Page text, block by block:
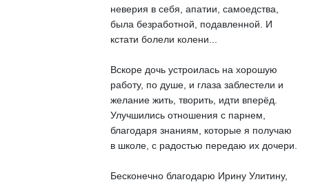
неверия в себя, апатии, самоедства,
была безработной, подавленной. И
кстати болели колени...
Вскоре дочь устроилась на хорошую
работу, по душе, и глаза заблестели и
желание жить, творить, идти вперёд.
Улучшились отношения с парнем,
благодаря знаниям, которые я получаю
в школе, с радостью передаю их дочери.
Бесконечно благодарю Ирину Улитину,